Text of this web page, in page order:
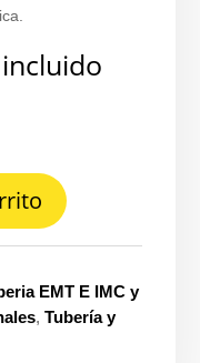
EMT E IMC y
,Tubería y